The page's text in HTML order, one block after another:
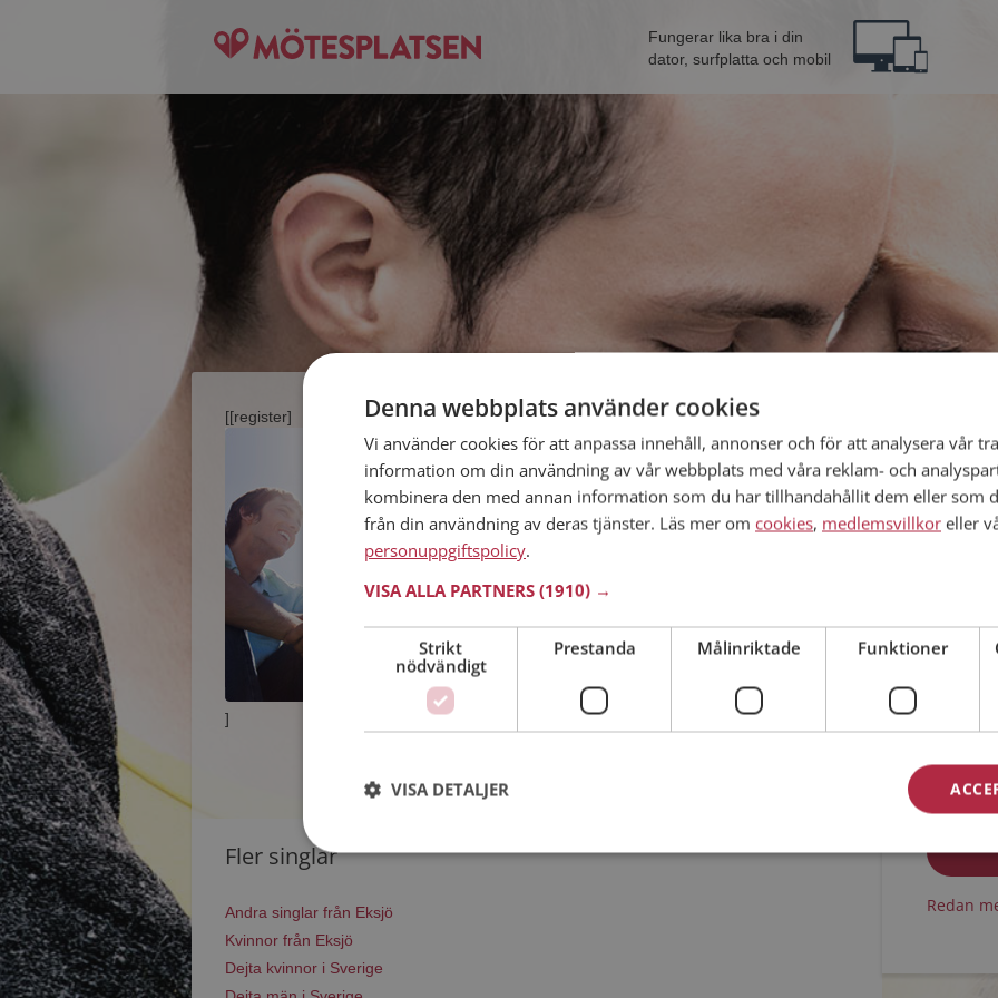
Fungerar lika bra i din
dator, surfplatta och mobil
[[register]
]
Fler singlar
Andra singlar från Eksjö
Kvinnor från Eksjö
Dejta kvinnor i Sverige
Bli
Jag är en:
Redan
Denna webbplats använder cookies
Vi använder cookies för att anpassa innehåll, annonser och för att analysera vår
information om din användning av vår webbplats med våra reklam- och
kombinera den med annan information som du har tillhandahållit dem eller som
från din användning av deras tjänster. Läs mer om cookies, medlemsvillkor eller
personuppgiftspolicy.
VISA ALLA PARTNERS (1910) →
Strikt
nödvändigt
Prestanda Målinriktade Funktioner
VISA DETALJER